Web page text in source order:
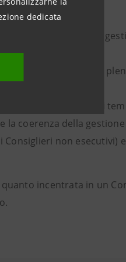
dedicata
strategica e di
(il Consiglio nel suo
risparmi di
coerenza della
non esecutivi)
incentrata in un